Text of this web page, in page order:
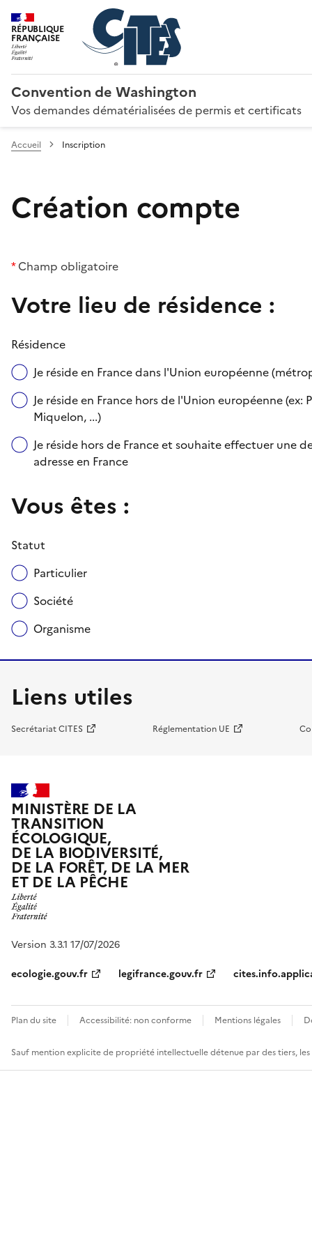
RÉPUBLIQUE
FRANÇAISE
Convention de Washington
Vos demandes dématérialisées de permis et certificats
Accueil Inscription
Création compte
*Champ obligatoire
Votre lieu de résidence :
Résidence
Je réside en France dans l'Union européenne
Je réside en France hors de l'Union européenne
Miquelon, ...)
Je réside hors de France et souhaite effectuer une
adresse en France
Vous êtes :
Statut
Particulier
Société
Organisme
Liens utiles
Secrétariat CITES Réglementation UE
MINISTÈRE DE LA
TRANSITION
ÉCOLOGIQUE,
DE LA BIODIVERSITÉ,
DE LA FORÊT, DE LA MER
ET DE LA PÊCHE
Version 3.3.1 17/07/2026
ecologie.gouv.fr
legifrance.gouv.fr
Plan du site Accessibilité: non conforme Mentions légales
Sauf mention explicite de propriété intellectuelle détenue par des tiers,